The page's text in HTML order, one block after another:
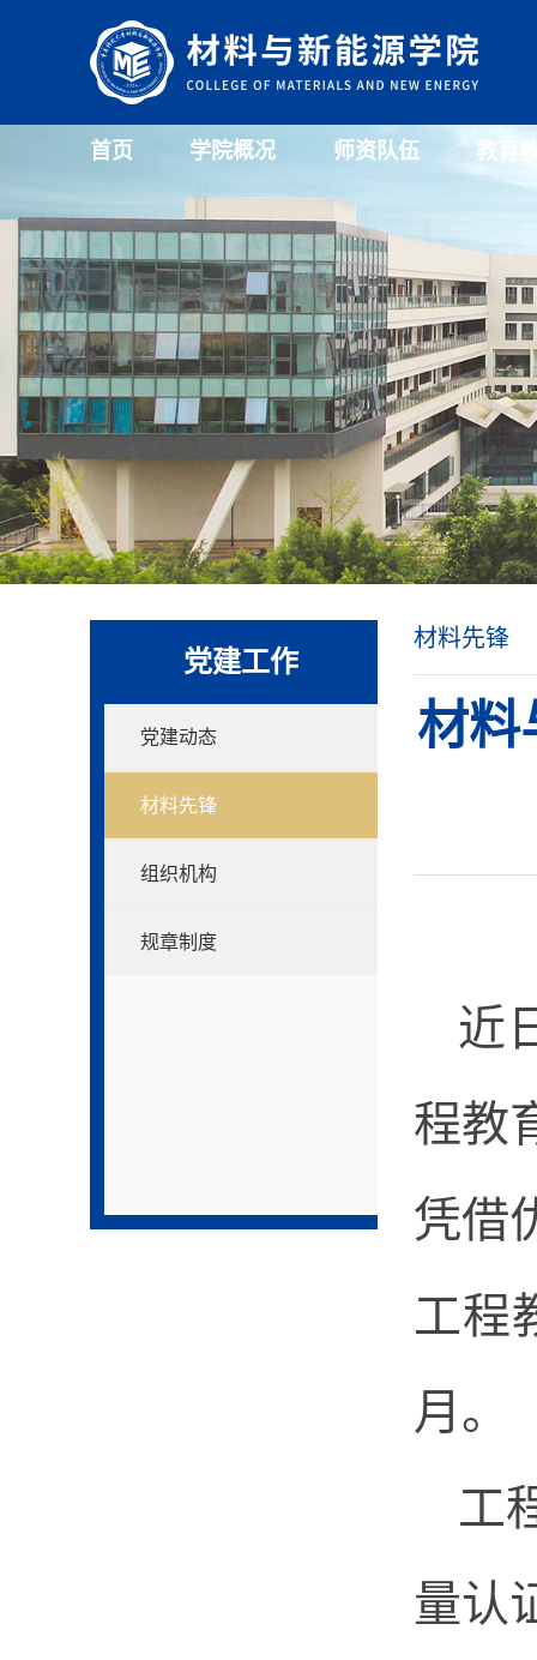
首页 学院概况 师资队伍 教育
党建工作
党建动态
材料先锋
组织机构
规章制度
材料先锋
材料
近
程教
凭借
工程
月。
工
量认